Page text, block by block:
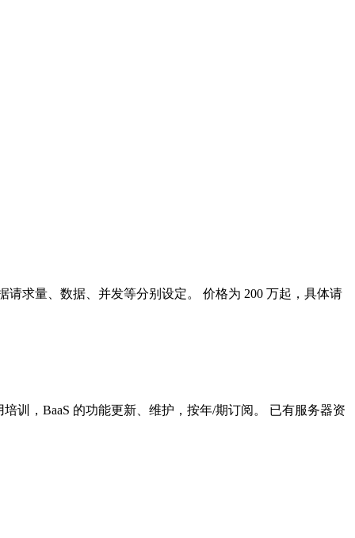
求量、数据、并发等分别设定。 价格为 200 万起，具体请
训，BaaS 的功能更新、维护，按年/期订阅。 已有服务器资